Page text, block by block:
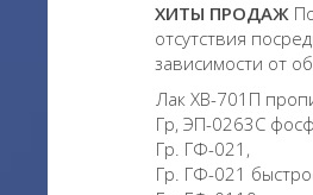
ХИТЫ ПРОДАЖ
отсутствия
зависимости от
Лак ХВ-701П
Гр, ЭП-0263С
Гр. ГФ-021,
Гр. ГФ-021